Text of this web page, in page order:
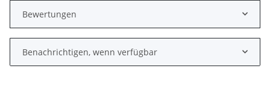
Bewertungen
Benachrichtigen, wenn verfügbar